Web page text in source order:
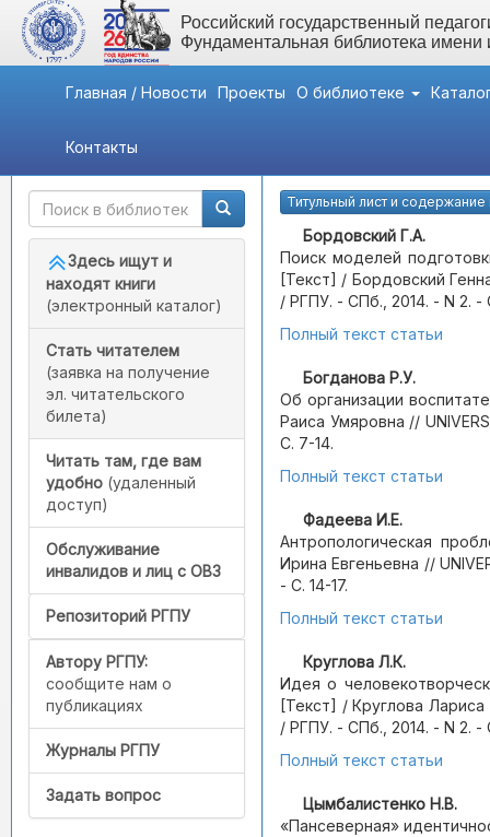
Российский государственный
Фундаментальная библиотека
Главная / Новости Проекты О библиотеке
Контакты
Быстрый доступ
Здесь ищут и
находят книги
(электронный каталог)
Стать читателем
(заявка на получение
эл. читательского
билета)
Читать там, где вам
удобно (удаленный
доступ)
Обслуживание
инвалидов и лиц с ОВЗ
Репозиторий РГПУ
Автору РГПУ:
сообщите нам о
публикациях
Журналы РГПУ
Задать вопрос
Титульный лист и содержание
Бордовский Г.А.
Поиск моделей
[Текст] / Бордовский
/ РГПУ. - СПб., 2014. - N 2. -
Полный текст статьи
Богданова Р.У.
Об организации
Раиса Умяровна //
С. 7-14.
Полный текст статьи
Фадеева И.Е.
Антропологическая
Ирина Евгеньевна //
- С. 14-17.
Полный текст статьи
Круглова Л.К.
Идея о
[Текст] / Круглова Лариса
/ РГПУ. - СПб., 2014. - N 2. -
Полный текст статьи
Цымбалистенко Н.В.
«Пансеверная»